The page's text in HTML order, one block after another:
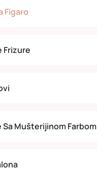
Figaro
Frizure
Sa Mušterijinom Farbom